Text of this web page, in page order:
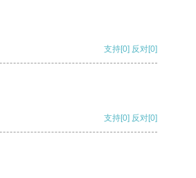
支持[0] 反对[0]
支持[0] 反对[0]